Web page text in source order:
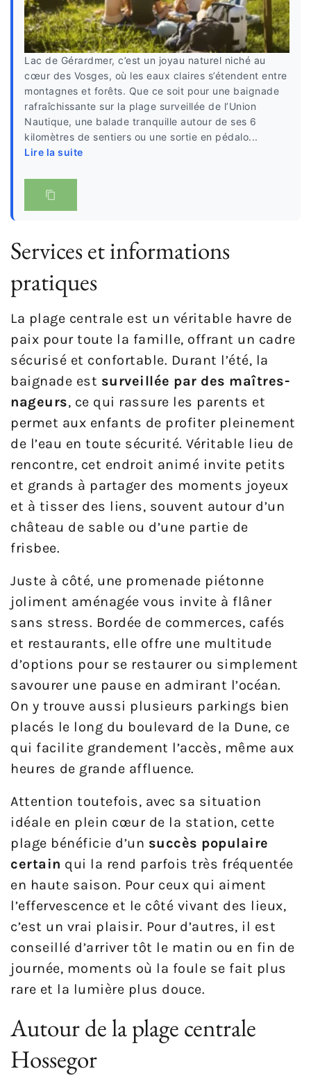
Lac de Gérardmer, c’est un joyau naturel niché au
cœur des Vosges, où les eaux claires s’étendent entre
montagnes et forêts. Que ce soit pour une baignade
rafraîchissante sur la plage surveillée de l’Union
Nautique, une balade tranquille autour de ses 6
kilomètres de sentiers ou une sortie en pédalo...
Lire la suite
Services et informations
pratiques
La plage centrale est un véritable havre de
paix pour toute la famille, offrant un cadre
sécurisé et confortable. Durant l’été, la
baignade est surveillée par des maîtres-
nageurs, ce qui rassure les parents et
permet aux enfants de profiter pleinement
de l’eau en toute sécurité. Véritable lieu de
rencontre, cet endroit animé invite petits
et grands à partager des moments joyeux
et à tisser des liens, souvent autour d’un
château de sable ou d’une partie de
frisbee.
Juste à côté, une promenade piétonne
joliment aménagée vous invite à flâner
sans stress. Bordée de commerces, cafés
et restaurants, elle offre une multitude
d’options pour se restaurer ou simplement
savourer une pause en admirant l’océan.
On y trouve aussi plusieurs parkings bien
placés le long du boulevard de la Dune, ce
qui facilite grandement l’accès, même aux
heures de grande affluence.
Attention toutefois, avec sa situation
idéale en plein cœur de la station, cette
plage bénéficie d’un succès populaire
certain qui la rend parfois très fréquentée
en haute saison. Pour ceux qui aiment
l’effervescence et le côté vivant des lieux,
c’est un vrai plaisir. Pour d’autres, il est
conseillé d’arriver tôt le matin ou en fin de
journée, moments où la foule se fait plus
rare et la lumière plus douce.
Autour de la plage centrale
Hossegor